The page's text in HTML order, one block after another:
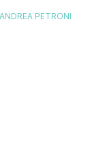
promozione con
ANDREA PETRONI